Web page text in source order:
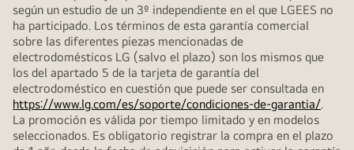
según un estudio de un 3º independiente en el que LGEES no
ha participado. Los términos de esta garantía comercial
sobre las diferentes piezas mencionadas de
electrodomésticos LG (salvo el plazo) son los mismos que
los del apartado 5 de la tarjeta de garantía del
electrodoméstico en cuestión que puede ser consultada en
https://www.lg.com/es/soporte/condiciones-de-garantia/.
La promoción es válida por tiempo limitado y en modelos
seleccionados. Es obligatorio registrar la compra en el plazo